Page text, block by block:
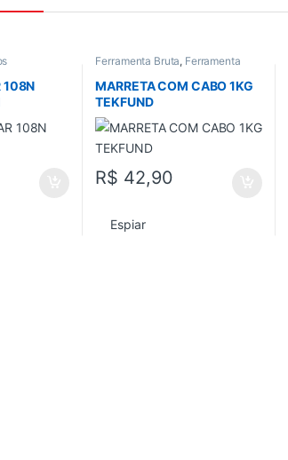
108N
Ferramenta Bruta, Ferramenta
Ferramentas em Geral ,Todos
MARRETA COM CABO 1KG
TEKFUND
R$ 42,90
Espiar